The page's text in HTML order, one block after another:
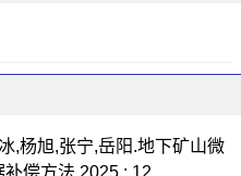
,杨旭,张宁,岳阳.地下矿山微